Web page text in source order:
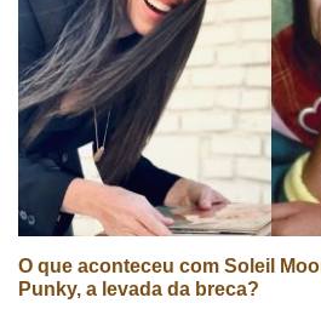
O que aconteceu com Soleil
Punky, a levada da breca?